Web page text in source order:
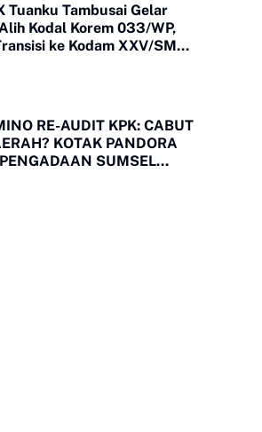
Tuanku Tambusai Gelar
Kodal Korem 033/WP,
ke Kodam XXV/SMR
RE-AUDIT KPK: CABUT
KOTAK PANDORA
SUMSEL